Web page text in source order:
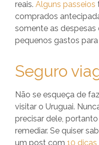
reais. Alguns passeios
comprados
somente as
pequenos gastos
Seguro
Não se esqueça de
visitar o Uruguai.
precisar dele,
remediar. Se quiser
um post com 10